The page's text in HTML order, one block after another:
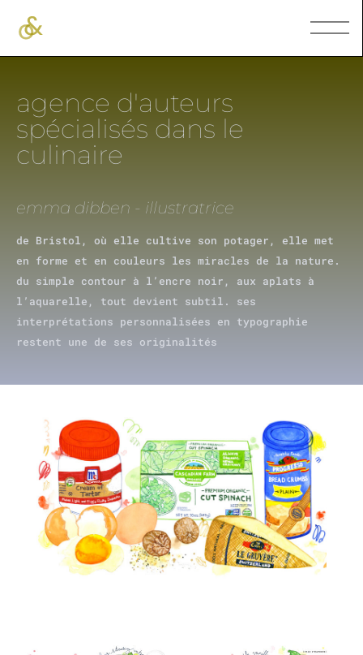
agence d'auteurs
spécialisés dans le
culinaire
emma dibben - illustratrice
de Bristol, où elle cultive son potager, elle met
en forme et en couleurs les miracles de la nature.
du simple contour à l’encre noir, aux aplats à
l’aquarelle, tout devient subtil. ses
interprétations personnalisées en typographie
restent une de ses originalités